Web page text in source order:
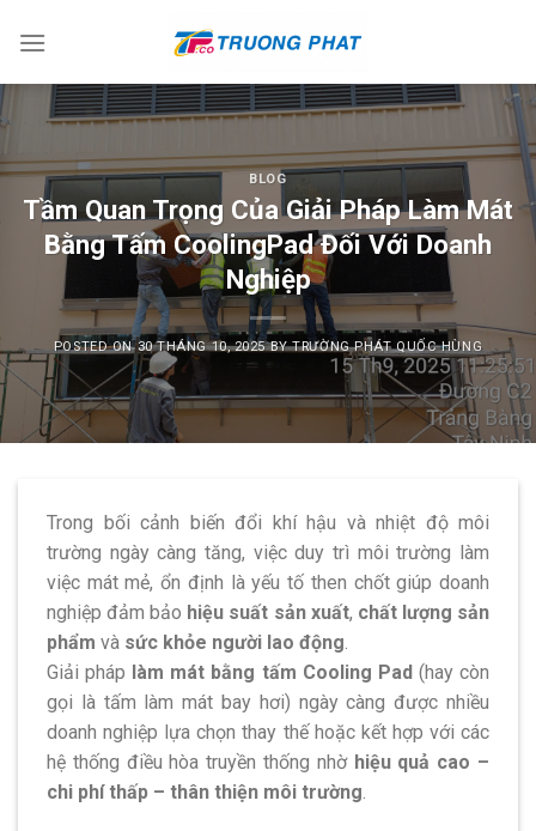
BLOG
Tầm Quan Trọng Của Giải Pháp Làm Mát
Bằng Tấm CoolingPad Đối Với Doanh
Nghiệp
POSTED ON30 THÁNG 10, 2025BYTRƯỜNG PHÁT QUỐC HÙNG
Trong bối cảnh biến đổi khí hậu và nhiệt độ môi
trường ngày càng tăng, việc duy trì môi trường làm
việc mát mẻ, ổn định là yếu tố then chốt giúp doanh
nghiệp đảm bảo hiệu suất sản xuất, chất lượng sản
phẩm và sức khỏe người lao động.
Giải pháp làm mát bằng tấm Cooling Pad(hay còn
gọi là tấm làm mát bay hơi) ngày càng được nhiều
doanh nghiệp lựa chọn thay thế hoặc kết hợp với các
hệ thống điều hòa truyền thống nhờ hiệu quả cao –
chi phí thấp – thân thiện môi trường.